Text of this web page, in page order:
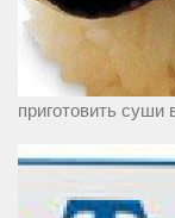
приготовить